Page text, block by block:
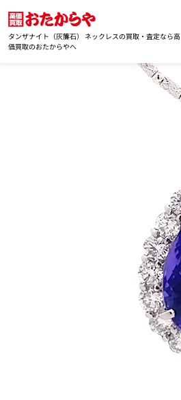
タンザナイト（灰簾石） ネックレスの買取・査定なら高
価買取のおたからやへ